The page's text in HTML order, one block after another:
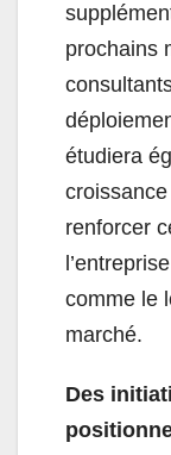
prochains
étudiera
renforcer
comme le
marché.
Des